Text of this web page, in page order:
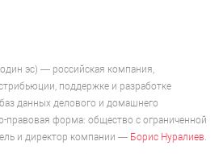
эс) — российская компания,
поддержке и разработке
данных делового и домашнего
правовая форма: общество с ограниченной
и директор компании — Борис Нуралиев.